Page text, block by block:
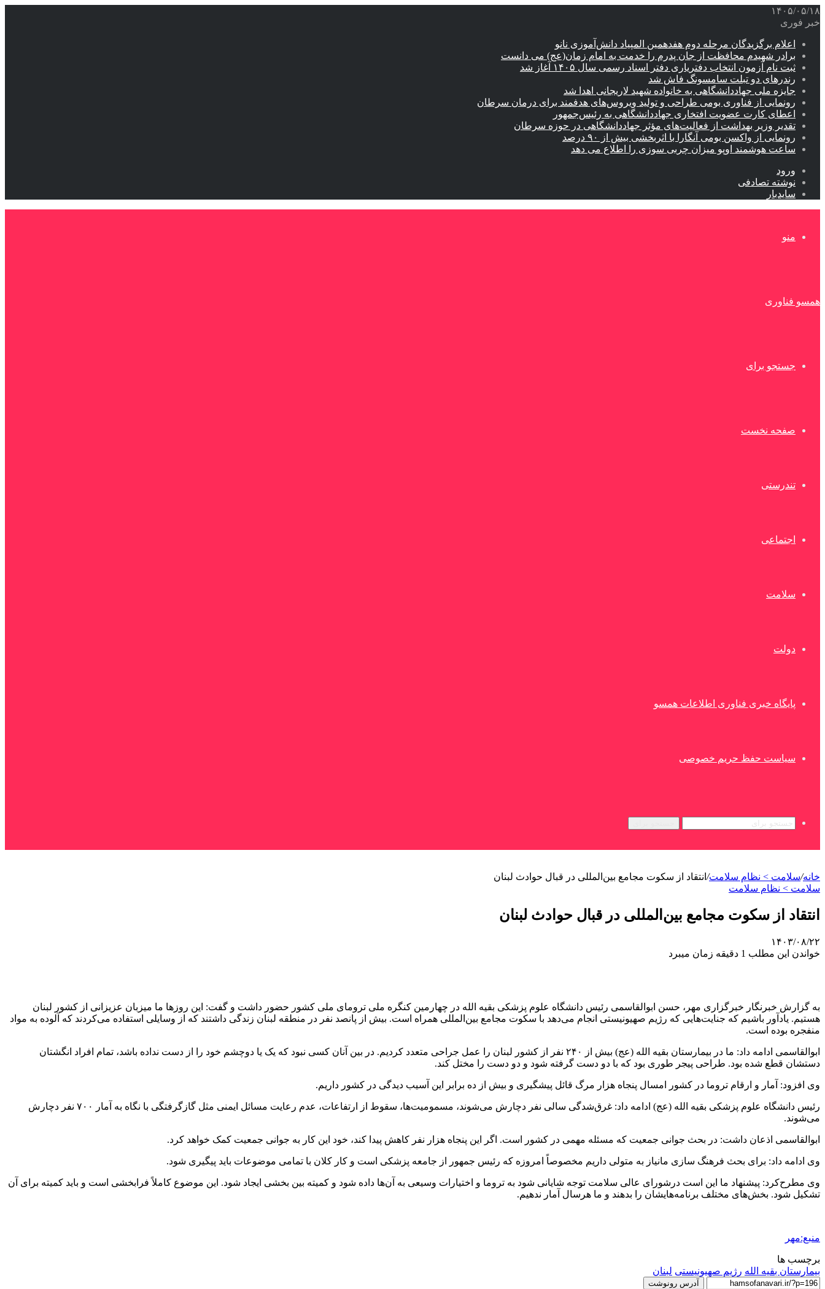
۱۴۰۵/۰۵/۱۸
خبر فوری
اعلام برگزیدگان مرحله دوم هفدهمین المپیاد دانش‌آموزی نانو
برادر شهیدم محافظت از جان پدرم را خدمت به امام زمان(عج) می دانست
ثبت نام آزمون انتخاب دفتریاری دفتر اسناد رسمی سال ۱۴۰۵ آغاز شد
رندرهای دو تبلت سامسونگ فاش شد
جایزه ملی جهاددانشگاهی به خانواده شهید لاریجانی اهدا شد
رونمایی از فناوری بومی طراحی و تولید ویروس‌های هدفمند برای درمان سرطان
اعطای کارت عضویت افتخاری جهاددانشگاهی به رئیس‌جمهور
تقدیر وزیر بهداشت از فعالیت‌های مؤثر جهاددانشگاهی در حوزه سرطان
رونمایی از واکسن بومی آنگارا با اثربخشی بیش از ۹۰ درصد
ساعت هوشمند اوپو میزان چربی سوزی را اطلاع می دهد
ورود
نوشته تصادفی
سایدبار
منو
همسو فناوری
جستجو برای
صفحه نخست
تندرستی
اجتماعی
سلامت
دولت
پایگاه خبری فناوری اطلاعات همسو
سیاست حفظ حریم خصوصی
خانه/سلامت > نظام سلامت/ انتقاد از سکوت مجامع بین‌المللی در قبال حوادث لبنان
سلامت > نظام سلامت
انتقاد از سکوت مجامع بین‌المللی در قبال حوادث لبنان
۱۴۰۳/۰۸/۲۲
خواندن این مطلب 1 دقیقه زمان میبرد
به گزارش خبرنگار خبرگزاری مهر، حسن ابوالقاسمی رئیس دانشگاه علوم پزشکی بقیه الله در چهارمین کنگره ملی ترومای ملی کشور حضور داشت و گفت: این روزها ما میزبان عزیزانی از کشور لبنان
هستیم. یادآور باشیم که جنایت‌هایی که رژیم صهیونیستی انجام می‌دهد با سکوت مجامع بین‌المللی همراه است. بیش از پانصد نفر در منطقه لبنان زندگی داشتند که از وسایلی استفاده می‌کردند که آلوده به مواد
منفجره بوده است.
ابوالقاسمی ادامه داد: ما در بیمارستان بقیه الله (عج) بیش از ۲۴۰ نفر از کشور لبنان را عمل جراحی متعدد کردیم. در بین آنان کسی نبود که یک یا دوچشم خود را از دست نداده باشد، تمام افراد انگشتان
دستشان قطع شده بود. طراحی پیجر طوری بود که با دو دست گرفته شود و دو دست را مختل کند.
وی افزود: آمار و ارقام تروما در کشور امسال پنجاه هزار مرگ قائل پیشگیری و بیش از ده برابر این آسیب دیدگی در کشور داریم.
رئیس دانشگاه علوم پزشکی بقیه الله (عج
) ادامه داد: غرق‌شدگی سالی نفر دچارش می‌شوند، مسمومیت‌ها، سقوط از ارتفاعات، عدم رعایت مسائل ایمنی مثل گازگرفتگی با نگاه به آمار ۷۰۰ نفر دچارش
می‌شوند.
ابوالقاسمی اذعان داشت: در بحث جوانی جمعیت که مسئله مهمی در کشور است. اگر این پنجاه هزار نفر کاهش پیدا کند، خود این کار به جوانی جمعیت کمک خواهد کرد.
وی ادامه داد: برای بحث فرهنگ سازی مانیاز به متولی داریم مخصوصاً امروزه که رئیس جمهور از جامعه پزشکی است و کار کلان با تمامی موضوعات باید پیگیری شود.
وی مطرح‌کرد: پیشنهاد ما این است درشورای عالی سلامت توجه شایانی شود به تروما و اختیارات وسیعی به آن‌ها داده شود و کمیته بین بخشی ایجاد شود. این موضوع کاملاً فرابخشی است و باید کمیته برای آن
تشکیل شود. بخش‌های مختلف برنامه‌هایشان را بدهند و ما هرسال آمار ندهیم.
منبع:مهر
برچسب ها
بیمارستان بقیه الله رژیم صهیونیستی لبنان
آدرس رونوشت